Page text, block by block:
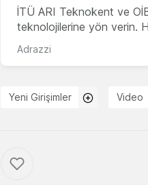
İTÜ ARI Teknokent ve
teknolojilerine yön verin.
Adrazzi
Yeni Girişimler Video